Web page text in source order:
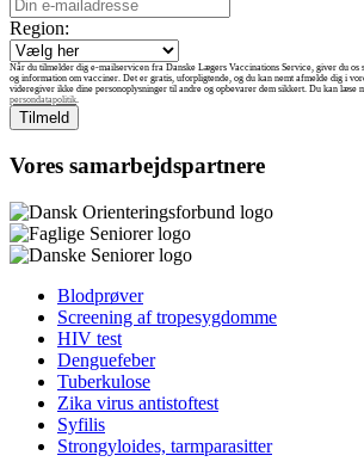
Region:
Når du tilmelder dig e-mailservicen fra Danske Lægers Vaccinations Service, giver du os
og information om vacciner. Det er gratis, uforpligtende, og du kan nemt afmelde dig i
videregiver ikke dine personoplysninger til andre og opbevarer dem sikkert. Du kan læse
persondatapolitik.
Vores samarbejdspartnere
Blodprøver
Screening af tropesygdomme
HIV test
Denguefeber
Tuberkulose
Zika virus antistoftest
Syfilis
Strongyloides, tarmparasitter